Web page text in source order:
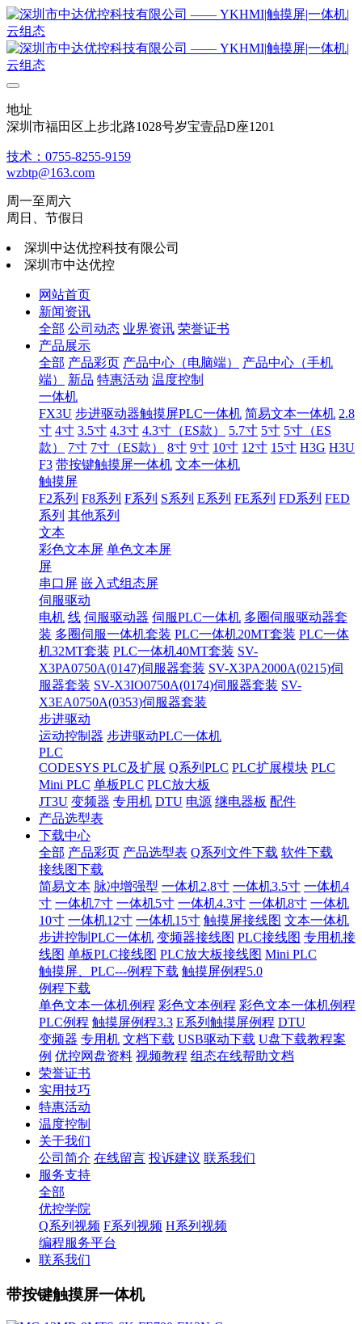
地址
深圳市福田区上步北路1028号岁宝壹品D座1201
技术：0755-8255-9159
wzbtp@163.com
周一至周六
周日、节假日
深圳中达优控科技有限公司
深圳市中达优控
网站首页
新闻资讯
全部 公司动态 业界资讯 荣誉证书
产品展示
全部 产品彩页 产品中心（电脑端）
产品中心（手机
端）
新品 特惠活动 温度控制
一体机
FX3U 步进驱动器触摸屏PLC一体机 简易文本一体机 2.8
寸 4寸 3.5寸 4.3寸 4.3寸（ES款） 5.7寸 5寸 5寸（ES
款）
7寸 7寸（ES款） 8寸 9寸 10寸 12寸 15寸 H3G H3U
F3 带按键触摸屏一体机 文本一体机
触摸屏
F2系列 F8系列 F系列 S系列 E系列 FE系列 FD系列 FED
系列 其他系列
文本
彩色文本屏 单色文本屏
屏
串口屏 嵌入式组态屏
伺服驱动
电机 线 伺服驱动器 伺服PLC一体机 多圈伺服驱动器套
装 多圈伺服一体机套装 PLC一体机20MT套装 PLC一体
机32MT套装 PLC一体机40MT套装 SV-
X3PA0750A(0147)伺服器套装 SV-X3PA2000A(0215)伺
服器套装 SV-X3IO0750A(0174)伺服器套装 SV-
X3EA0750A(0353)伺服器套装
步进驱动
运动控制器 步进驱动PLC一体机
PLC
CODESYS PLC及扩展 Q系列PLC PLC扩展模块 PLC
Mini PLC 单板PLC PLC放大板
JT3U 变频器 专用机 DTU 电源 继电器板 配件
产品选型表
下载中心
全部 产品彩页 产品选型表 Q系列文件下载 软件下载
接线图下载
简易文本 脉冲增强型 一体机2.8寸 一体机3.5寸 一体机4
寸 一体机7寸 一体机5寸 一体机4.3寸 一体机8寸 一体机
10寸 一体机12寸 一体机15寸 触摸屏接线图 文本一体机
步进控制PLC一体机 变频器接线图 PLC接线图 专用机接
线图 单板PLC接线图 PLC放大板接线图 Mini PLC
触摸屏、PLC---例程下载 触摸屏例程5.0
例程下载
单色文本一体机例程 彩色文本例程 彩色文本一体机例程
PLC例程 触摸屏例程3.3 E系列触摸屏例程 DTU
变频器 专用机 文档下载 USB驱动下载 U盘下载教程案
例 优控网盘资料 视频教程 组态在线帮助文档
荣誉证书
实用技巧
特惠活动
温度控制
关于我们
公司简介 在线留言 投诉建议 联系我们
服务支持
全部
优控学院
Q系列视频 F系列视频 H系列视频
编程服务平台
联系我们
带按键触摸屏一体机